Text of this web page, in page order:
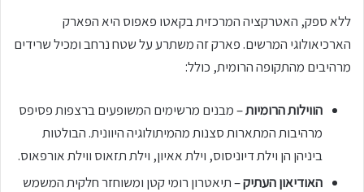
ללא ספק, האטרקציה המרכזית בקאטו פאפוס היא הפארק
הארכיאולוגי המרשים. פארק זה משתרע על שטח נרחב ומכיל שרידים
מרהיבים מהתקופה הרומית, כולל:
הווילות הרומיות– מבנים מרשימים המשופעים ברצפות פסיפס
מרהיבות המתארות סצנות מהמיתולוגיה היוונית. הבולטות
ביניהן הן וילת דיוניסוס, וילת אאיון, וילת תזאוס ווילת אורפאוס.
האודיאון העתיק– תיאטרון רומי קטן ומשוחזר חלקית המשמש